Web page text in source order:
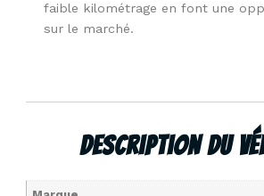
faible kilométrage en font une
sur le marché.
Description Du